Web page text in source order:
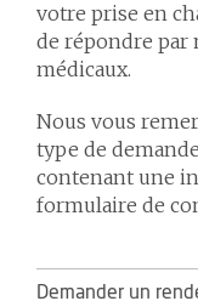
votre prise en
de répondre par
médicaux.
Nous vous
type de
contenant une
formulaire de
Demander un